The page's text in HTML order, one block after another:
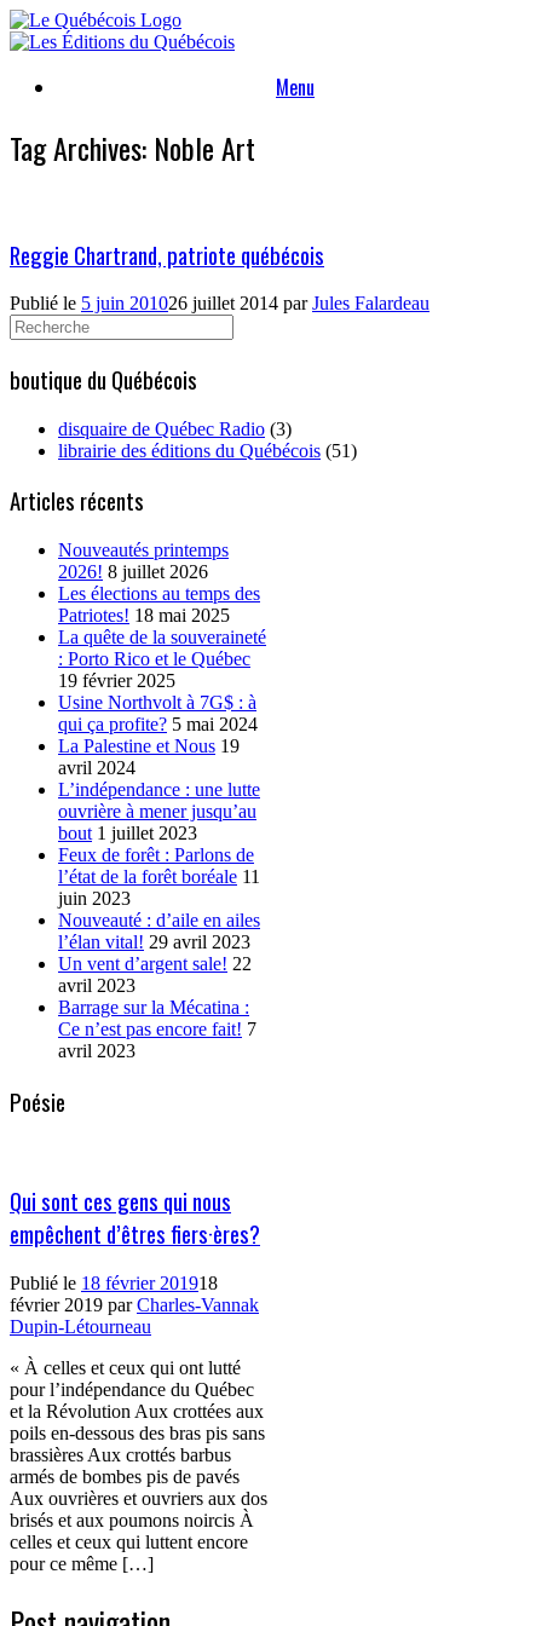
Skip
to
Menu
Tag Archives: Noble Art
Reggie Chartrand, patriote québécois
Publié le 5 juin 201026 juillet 2014 parJules Falardeau
Search
for:
boutique du Québécois
disquaire de Québec Radio (3)
librairie des éditions du Québécois (51)
Articles récents
Nouveautés printemps
2026! 8 juillet 2026
Les élections au temps des
Patriotes! 18 mai 2025
La quête de la souveraineté
: Porto Rico et le Québec
19 février 2025
Usine Northvolt à 7G$ : à
qui ça profite? 5 mai 2024
La Palestine et Nous 19
avril 2024
L’indépendance : une lutte
ouvrière à mener jusqu’au
bout 1 juillet 2023
Feux de forêt : Parlons de
l’état de la forêt boréale 11
juin 2023
Nouveauté : d’aile en ailes
l’élan vital! 29 avril 2023
Un vent d’argent sale! 22
avril 2023
Barrage sur la Mécatina :
Ce n’est pas encore fait! 7
avril 2023
Poésie
Qui sont ces gens qui nous
empêchent d’êtres fiers·ères?
Publié le 18 février 201918
février 2019 parCharles-Vannak
Dupin-Létourneau
« À celles et ceux qui ont lutté
pour l’indépendance du Québec
et la Révolution Aux crottées aux
poils en-dessous des bras pis sans
brassières Aux crottés barbus
armés de bombes pis de pavés
Aux ouvrières et ouvriers aux dos
brisés et aux poumons noircis À
celles et ceux qui luttent encore
pour ce même […]